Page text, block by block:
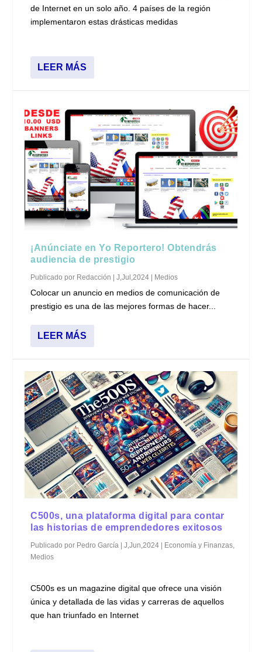
de Internet en un solo año. 4 países de la región
implementaron estas drásticas medidas
LEER MÁS
¡Anúnciate en Yo Reportero! Obtendrás
audiencia de prestigio
Publicado por Redacción |J,Jul,2024 | Medios
Colocar un anuncio en medios de comunicación de
prestigio es una de las mejores formas de hacer...
LEER MÁS
C500s, una plataforma digital para contar
las historias de emprendedores exitosos
Publicado por Pedro García |J,Jun,2024 Economía y Finanzas,
Medios
C500s es un magazine digital que ofrece una visión
única y detallada de las vidas y carreras de aquellos
que han triunfado en Internet